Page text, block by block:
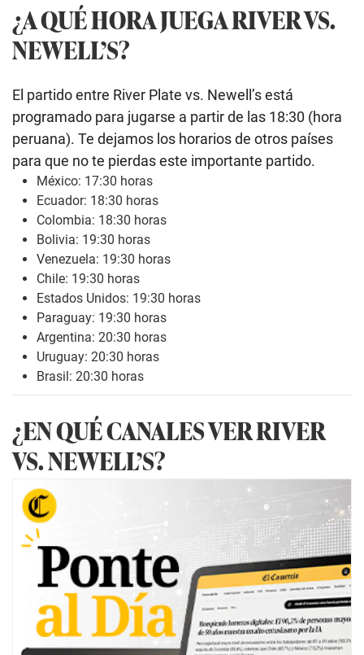
¿A QUÉ HORA JUEGA RIVER VS.
NEWELL’S?
El partido entre River Plate vs. Newell’s está
programado para jugarse a partir de las 18:30 (hora
peruana). Te dejamos los horarios de otros países
para que no te pierdas este importante partido.
México: 17:30 horas
Ecuador: 18:30 horas
Colombia: 18:30 horas
Bolivia: 19:30 horas
Venezuela: 19:30 horas
Chile: 19:30 horas
Estados Unidos: 19:30 horas
Paraguay: 19:30 horas
Argentina: 20:30 horas
Uruguay: 20:30 horas
Brasil: 20:30 horas
¿EN QUÉ CANALES VER RIVER
VS. NEWELL’S?